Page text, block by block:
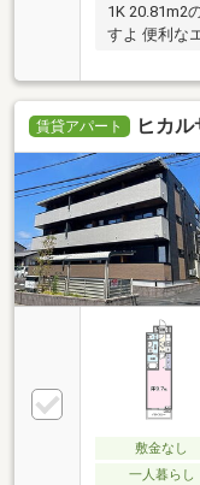
1K 20.81m2
すよ 便利な
賃貸アパート ヒカ
敷金なし
一人暮らし